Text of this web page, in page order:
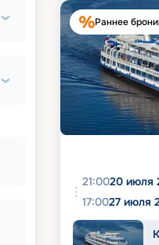
Раннее
21:0020 июля
17:0027 июля